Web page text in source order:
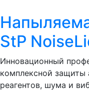
StP
Инновационный
комплексной защиты
реагентов, шума и